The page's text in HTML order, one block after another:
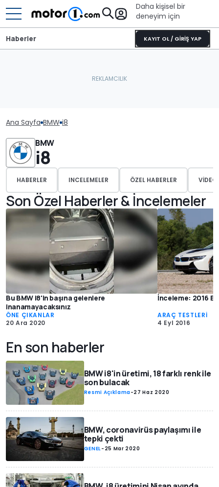
Daha kişisel bir
deneyim için
KAYIT OL / GİRİŞ YAP
Haberler
Ana Sayfa BMW i8
BMW
i8
HABERLER INCELEMELER ÖZEL HABERLER
Son Özel Haberler & İncelemeler
Bu BMW i8'in başına gelenlere
inanamayacaksınız
ÖNE ÇIKANLAR
20 Ara 2020
İnceleme: 2016
ARAÇ TESTLERİ
4 Eyl 2016
En son haberler
BMW i8'in üretimi, 18 farklı renk ile
son bulacak
Resmi Açıklama-27 Haz 2020
BMW, coronavirüs paylaşımı ile
tepki çekti
GENEL- 25 Mar 2020